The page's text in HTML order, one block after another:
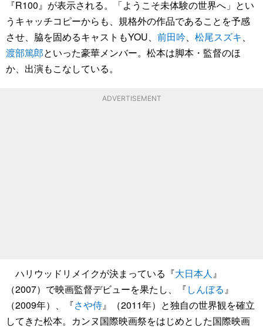
『R100』が表示される。「ようこそ未体験の世界へ」とい
うキャッチコピーからも、規格外の作品であることを予感
させ、脇を固めるキャストもYOU、 前田吟、 松尾スズキ、
渡部篤郎といった豪華メンバー。松本は脚本・監督のほ
か、出演もこなしている。
ADVERTISEMENT
ハリウッドリメイクが決まっている『大日本人 』
（2007）で映画監督デビューを果たし、『しんぼる 』
（2009年）、『さや侍』（2011年）と独自の世界観を確立
してきた松本。カンヌ国際映画祭をはじめとした国際映画